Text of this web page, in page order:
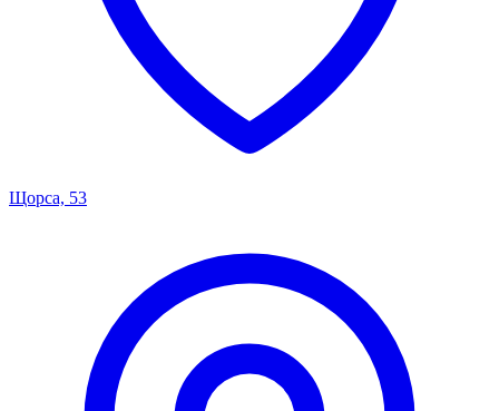
Щорса, 53